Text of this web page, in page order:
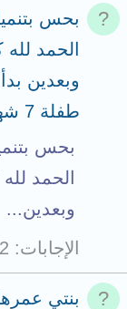
بحس
الحمد
وبعدين
طفلة 7 شهور وبرضع طبيعي...
بحس
الحمد
وبعدين...
الإجابات
2